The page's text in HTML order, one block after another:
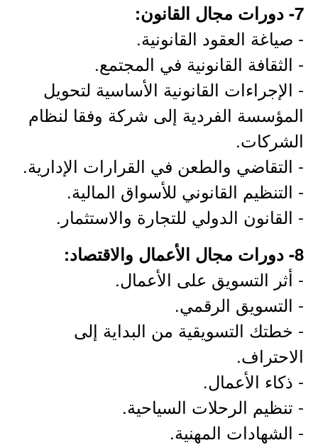
7- دورات مجال القانون:
- صياغة العقود القانونية.
- الثقافة القانونية في المجتمع.
- الإجراءات القانونية الأساسية لتحويل
المؤسسة الفردية إلى شركة وفقا لنظام
الشركات.
- التقاضي والطعن في القرارات الإدارية.
- التنظيم القانوني للأسواق المالية.
- القانون الدولي للتجارة والاستثمار.
8- دورات مجال الأعمال والاقتصاد:
- أثر التسويق على الأعمال.
- التسويق الرقمي.
- خطتك التسويقية من البداية إلى
الاحتراف.
- ذكاء الأعمال.
- تنظيم الرحلات السياحية.
- الشهادات المهنية.